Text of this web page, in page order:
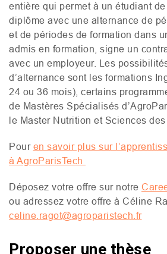
entière qui permet à un étudiant
diplôme avec une alternance de
et de périodes de formation dans
admis en formation, signe un
avec un employeur. Les
d’alternance sont les formations
24 ou 36 mois), certains
de Mastères Spécialisés
le Master Nutrition et Sciences des
Pour en savoir plus sur
à AgroParisTech
Déposez votre offre sur notre
ou adressez votre offre à Céline
celine.ragot@agroparistech.fr
Proposer une thèse